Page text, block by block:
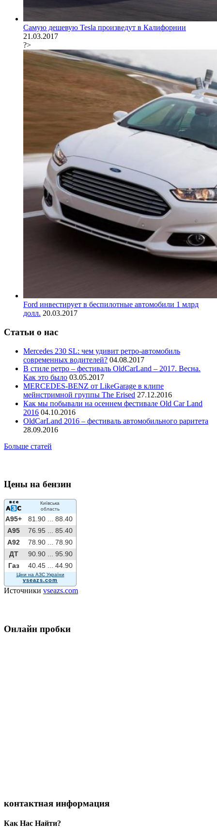
Самую дешевую Tesla произведут в Калифорнии
21.03.2017
?>
Ford инвестирует в беспилотные автомобили 1 млрд
долл. 20.03.2017
Статьи о нас
Mercedes 230 SL: чем удивит ретро-автомобиль
современных водителей? 04.08.2017
В стиле ретро – фестиваль OldCarLand – 2017. Весна.
Как это было 03.05.2017
MERCEDES-BENZ от LikeGarage в клипе
мейнстримной группы The Erised 27.12.2016
Как мы побывали на осеннем фестивале Old Car Land
2016 04.10.2016
OldCarLand 2016 – фестиваль автомобильного раритета
28.09.2016
Больше статей
Цены на бензин
Київська
область
A95+ 81.90 ...
88.40
A95
76.95 ...
85.40
A92
78.90 ...
78.90
ДТ
90.90 ...
95.90
Газ
40.45 ... 44.90
Ціни на АЗС України
vseazs.com
Источники vseazs.com
Онлайн пробки
контактная информация
Как Нас Найти?